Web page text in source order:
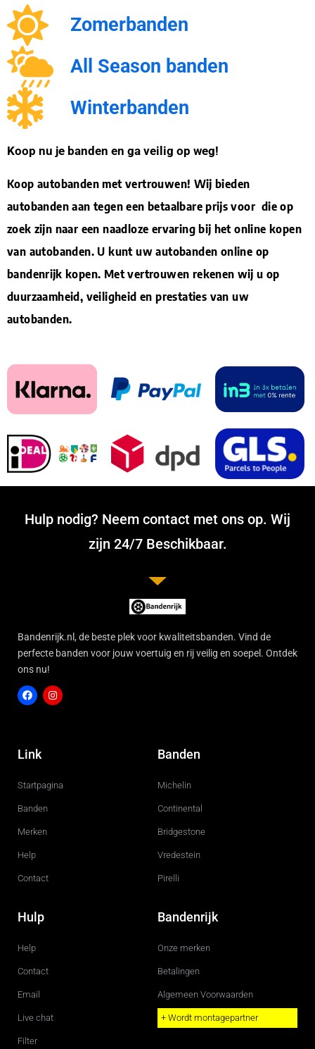
Zomerbanden
All Season banden
Winterbanden
Koop nu je banden en ga veilig op weg!
Koop autobanden met vertrouwen! Wij bieden
autobanden aan tegen een betaalbare prijs voor die op
zoek zijn naar een naadloze ervaring bij het online kopen
van autobanden. U kunt uw autobanden online op
bandenrijk kopen. Met vertrouwen rekenen wij u op
duurzaamheid, veiligheid en prestaties van uw
autobanden.
Hulp nodig? Neem contact met ons op. Wij
zijn 24/7 Beschikbaar.
Bandenrijk.nl, de beste plek voor kwaliteitsbanden. Vind de
perfecte banden voor jouw voertuig en rij veilig en soepel. Ontdek
ons nu!
c
e
o
g
r
Link
Startpagina
Banden
Merken
Help
Contact
Banden
Michelin
Continental
Bridgestone
Vredestein
Pirelli
Hulp
Help
Contact
Email
Live chat
Filter
Bandenrijk
Onze merken
Betalingen
Algemeen Voorwaarden
+ Wordt montagepartner